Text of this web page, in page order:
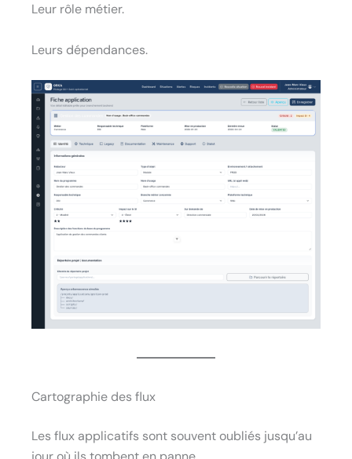
Leur rôle métier.
Leurs dépendances.
Cartographie des flux
Les flux applicatifs sont souvent oubliés jusqu’au